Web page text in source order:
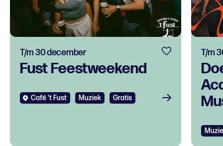
Fust Feestweekend
T/m 30 december
Café 't Fust Muziek Gratis
T/m